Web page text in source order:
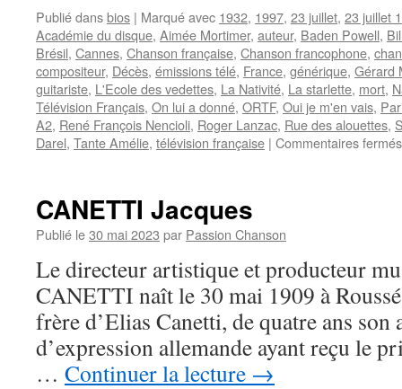
Publié dansbios | Marqué avec 1932, 1997, 23 juillet, 23 juillet
Académie du disque, Aimée Mortimer, auteur, Baden Powell,
Brésil, Cannes, Chanson française, Chanson francophone,
compositeur, Décès, émissions télé, France, générique, Gérard
guitariste, L'Ecole des vedettes, La Nativité, La starlette, mort,
Télévision Français, On lui a donné, ORTF, Oui je m'en vais,
A2, René François Nencioli, Roger Lanzac, Rue des alouettes,
Darel, Tante Amélie, télévision française | Commentaires fermés
CANETTI Jacques
Publié le30 mai 2023 par Passion Chanson
Le directeur artistique et producteur
CANETTI naît le 30 mai 1909 à
frère d’Elias Canetti, de quatre ans son
d’expression allemande ayant reçu le
… Continuer la lecture →